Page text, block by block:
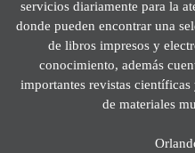
servicios diariamente para la
donde pueden encontrar una
de libros impresos y
conocimiento, además
importantes revistas
de materiales